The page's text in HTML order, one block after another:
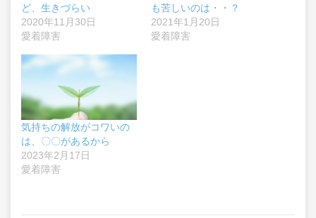
ど、生きづらい
2020年11月30日
愛着障害
も苦しいのは・・？
2021年1月20日
愛着障害
気持ちの解放がコワいの
は、〇〇があるから
2023年2月17日
愛着障害